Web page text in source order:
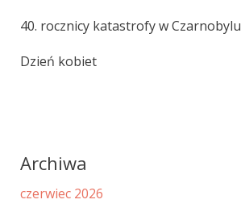
40. rocznicy katastrofy w Czarnobylu
Dzień kobiet
Archiwa
czerwiec 2026